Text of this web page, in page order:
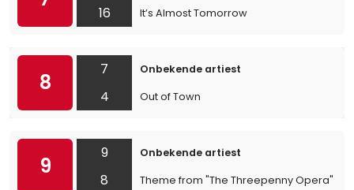
16
It’s Almost Tomorrow
8
7
4
Onbekende artiest
Out of Town
9
9
8
Onbekende artiest
Theme from "The Threepenny Opera"